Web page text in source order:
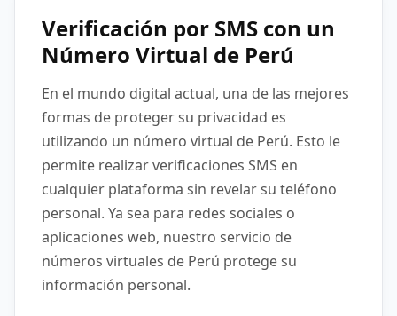
Verificación por SMS con un
Número Virtual de Perú
En el mundo digital actual, una de las mejores
formas de proteger su privacidad es
utilizando un número virtual de Perú. Esto le
permite realizar verificaciones SMS en
cualquier plataforma sin revelar su teléfono
personal. Ya sea para redes sociales o
aplicaciones web, nuestro servicio de
números virtuales de Perú protege su
información personal.